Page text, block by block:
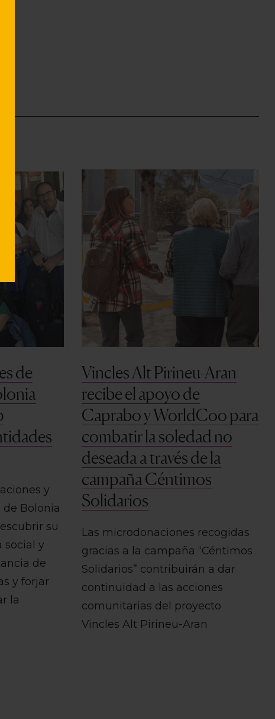
de
y
de Bolonia
su
social y
de
y forjar
la
Vincles Alt Pirineu-Aran
recibe el apoyo de
Caprabo y WorldCoo para
combatir la soledad no
deseada a través de la
campaña Céntimos
Solidarios
Las microdonaciones recogidas
gracias a la campaña “Céntimos
Solidarios” contribuirán a dar
continuidad a las acciones
comunitarias del proyecto
Vincles Alt Pirineu-Aran